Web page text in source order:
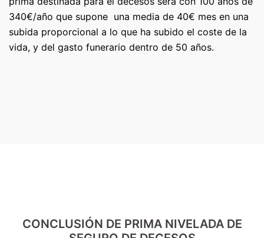
340€/año que supone una media de 40€ mes en una
subida proporcional a lo que ha subido el coste de la
vida, y del gasto funerario dentro de 50 años.
CONCLUSIÓN DE PRIMA NIVELADA DE